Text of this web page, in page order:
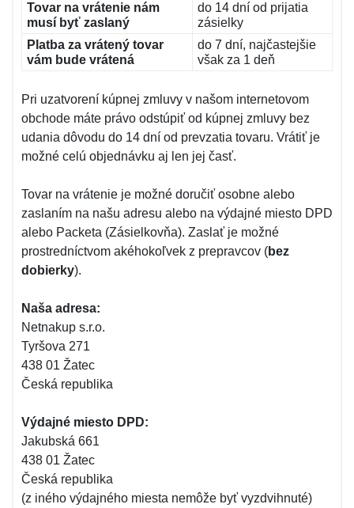
Tovar na vrátenie nám
musí byť zaslaný
do 14 dní od prijatia
zásielky
Platba za vrátený tovar
vám bude vrátená
do 7 dní, najčastejšie
však za 1 deň
Pri uzatvorení kúpnej zmluvy v našom internetovom
obchode máte právo odstúpiť od kúpnej zmluvy bez
udania dôvodu do 14 dní od prevzatia tovaru. Vrátiť je
možné celú objednávku aj len jej časť.
Tovar na vrátenie je možné doručiť osobne alebo
zaslaním na našu adresu alebo na výdajné miesto DPD
alebo Packeta (Zásielkovňa). Zaslať je možné
prostredníctvom akéhokoľvek z prepravcov (bez
dobierky).
Naša adresa:
Netnakup s.r.o.
Tyršova 271
438 01 Žatec
Česká republika
Výdajné miesto DPD:
Jakubská 661
438 01 Žatec
Česká republika
(z iného výdajného miesta nemôže byť vyzdvihnuté)